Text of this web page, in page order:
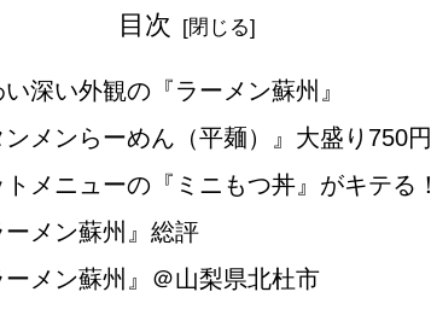
目次
い深い外観の『ラーメン蘇州』
ンメンらーめん（平麺）』大盛り750円
トメニューの『ミニもつ丼』がキテる！
ーメン蘇州』総評
ーメン蘇州』＠山梨県北杜市